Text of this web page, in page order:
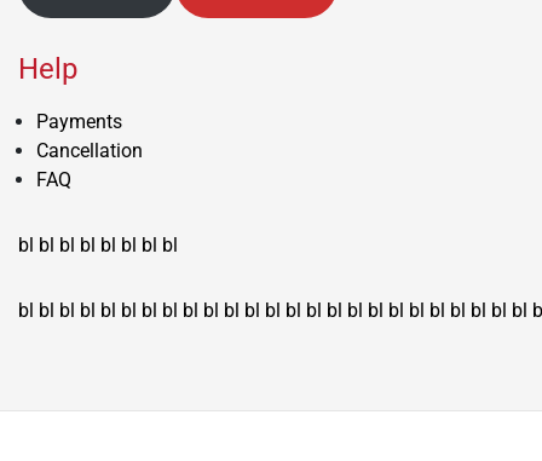
Help
Payments
Cancellation
FAQ
bl bl bl bl bl bl bl bl
bl bl bl bl bl bl bl bl bl bl bl bl bl bl bl bl bl bl bl bl bl bl bl bl bl